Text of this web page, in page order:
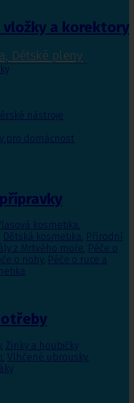
a korektory
Dětské pleny
nástroje
pro domácnost
kosmetika,
Dětská kosmetika, Přírodní
z Mrtvého moře, Péče o
o nohy, Péče o ruce a
, Žínky a houbičky
, Vlhčené ubrousky,